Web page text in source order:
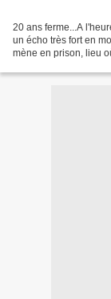
20 ans ferme...A
un écho très fort en
mène en prison, lieu